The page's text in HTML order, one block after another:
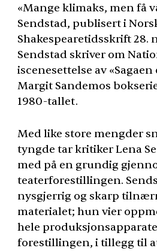
«Mange klimaks, men få
Sendstad, publisert i
Shakespearetidsskrift 28.
Sendstad skriver om
iscenesettelse av
Margit Sandemos
1980-tallet.
Med like store mengder
tyngde tar kritiker Lena
med på en grundig
teaterforestillingen.
nysgjerrig og skarp
materialet; hun vier
hele
forestillingen, i tillegg til